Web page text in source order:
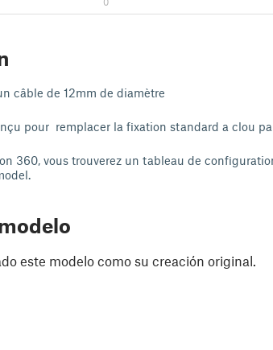
câble de 12mm de diamètre
pour remplacer la fixation standard a clou
360, vous trouverez un tableau de
este modelo como su creación original.